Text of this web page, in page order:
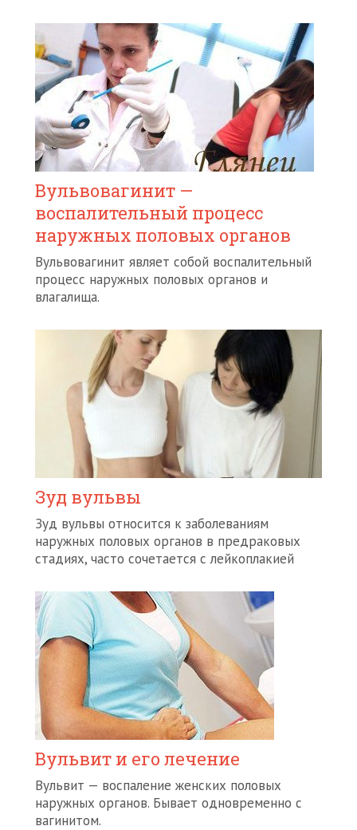
Вульвовагинит —
воспалительный процесс
наружных половых органов
Вульвовагинит являет собой воспалительный
процесс наружных половых органов и
влагалища.
Зуд вульвы
Зуд вульвы относится к заболеваниям
наружных половых органов в предраковых
стадиях, часто сочетается с лейкоплакией
Вульвит и его лечение
Вульвит — воспаление женских половых
наружных органов. Бывает одновременно с
вагинитом.